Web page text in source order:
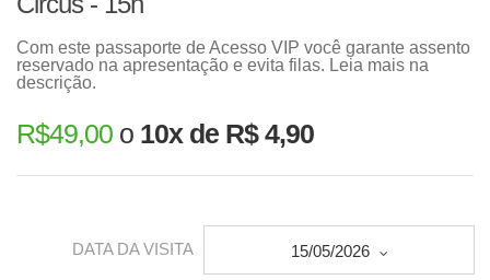
Com este passaporte de Acesso VIP você garante assento
reservado na apresentação e evita filas. Leia mais na
descrição.
R$49,00 o 10x de R$ 4,90
DATA DA VISITA 15/05/2026